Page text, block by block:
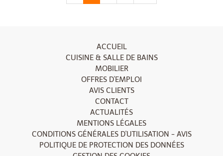
ACCUEIL
CUISINE & SALLE DE BAINS
MOBILIER
OFFRES D'EMPLOI
AVIS CLIENTS
CONTACT
ACTUALITÉS
MENTIONS LÉGALES
CONDITIONS GÉNÉRALES D'UTILISATION - AVIS
POLITIQUE DE PROTECTION DES DONNÉES